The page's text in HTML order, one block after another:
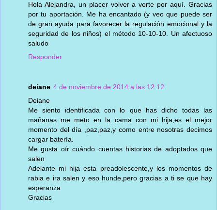
Hola Alejandra, un placer volver a verte por aquí. Gracias
por tu aportación. Me ha encantado (y veo que puede ser
de gran ayuda para favorecer la regulación emocional y la
seguridad de los niños) el método 10-10-10. Un afectuoso
saludo
Responder
deiane 4 de noviembre de 2014 a las 12:12
Deiane
Me siento identificada con lo que has dicho todas las
mañanas me meto en la cama con mi hija,es el mejor
momento del día ,paz,paz,y como entre nosotras decimos
cargar batería.
Me gusta oír cuándo cuentas historias de adoptados que
salen
Adelante mi hija esta preadolescente,y los momentos de
rabia e ira salen y eso hunde,pero gracias a ti se que hay
esperanza
Gracias